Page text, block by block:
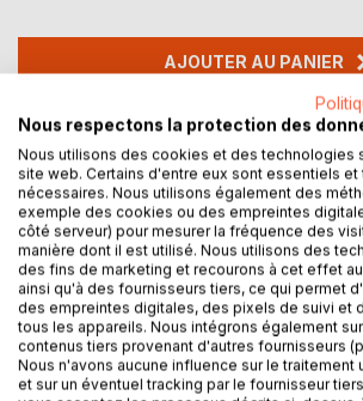
AJOUTER AU PANIER
Ajouter à ma liste d'envies
Laisser un avis
DESCRIPTION
Nous respectons la protection des
Nous utilisons des cookies et des technologies
site web. Certains d'entre eux sont essentiels
nécessaires. Nous utilisons également des
exemple des cookies ou des empreintes
côté serveur) pour mesurer la fréquence des
manière dont il est utilisé. Nous utilisons des
des fins de marketing et recourons à cet effet
ainsi qu'à des fournisseurs tiers, ce qui permet
des empreintes digitales, des pixels de suivi et
tous les appareils. Nous intégrons également
contenus tiers provenant d'autres fournisseurs
Nous n'avons aucune influence sur le traitement
et sur un éventuel tracking par le fournisseur